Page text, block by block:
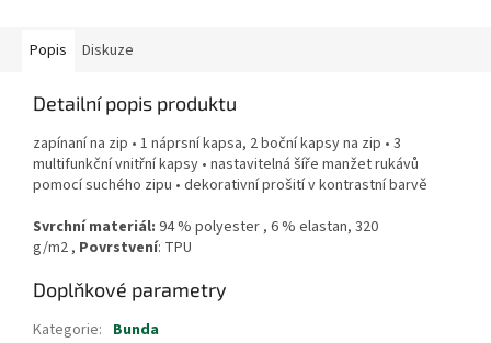
Popis Diskuze
Detailní popis produktu
zapínaní na zip • 1 náprsní kapsa, 2 boční kapsy na zip • 3
multifunkční vnitřní kapsy • nastavitelná šíře manžet rukávů
pomocí suchého zipu • dekorativní prošití v kontrastní barvě
Svrchní materiál: 94 % polyester, 6 % elastan, 320
g/m2, Povrstvení: TPU
Doplňkové parametry
Kategorie: Bunda